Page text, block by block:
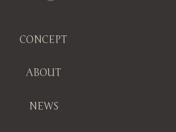
CONCEPT
ABOUT
NEWS